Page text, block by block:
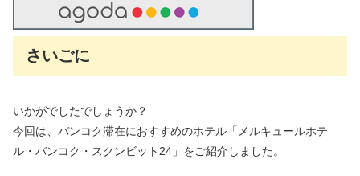
さいごに
いかがでしたでしょうか？
今回は、バンコク滞在におすすめのホテル「メルキュールホテ
ル・バンコク・スクンビット24」をご紹介しました。